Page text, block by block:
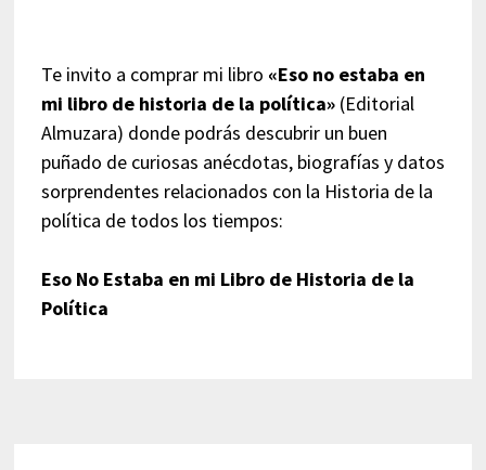
Te invito a comprar mi libro «Eso no estaba en
mi libro de historia de la política»(Editorial
Almuzara) donde podrás descubrir un buen
puñado de curiosas anécdotas, biografías y datos
sorprendentes relacionados con la Historia de la
política de todos los tiempos:
Eso No Estaba en mi Libro de Historia de la
Política